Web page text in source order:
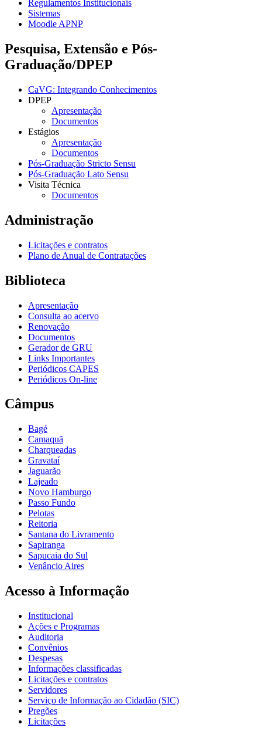
Regulamentos Institucionais
Sistemas
Moodle APNP
Pesquisa, Extensão e Pós-
Graduação/DPEP
CaVG: Integrando Conhecimentos
DPEP
Apresentação
Documentos
Estágios
Apresentação
Documentos
Pós-Graduação Stricto Sensu
Pós-Graduação Lato Sensu
Visita Técnica
Documentos
Administração
Licitações e contratos
Plano de Anual de Contratações
Biblioteca
Apresentação
Consulta ao acervo
Renovação
Documentos
Gerador de GRU
Links Importantes
Periódicos CAPES
Periódicos On-line
Câmpus
Bagé
Camaquã
Charqueadas
Gravataí
Jaguarão
Lajeado
Novo Hamburgo
Passo Fundo
Pelotas
Reitoria
Santana do Livramento
Sapiranga
Sapucaia do Sul
Venâncio Aires
Acesso à Informação
Institucional
Ações e Programas
Auditoria
Convênios
Despesas
Informações classificadas
Licitações e contratos
Servidores
Serviço de Informação ao Cidadão (SIC)
Pregões
Licitações